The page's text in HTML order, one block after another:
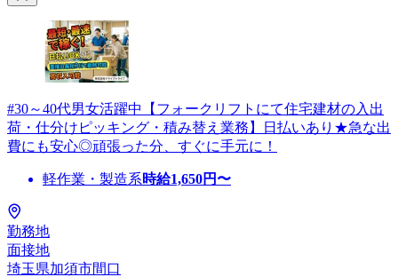
#30～40代男女活躍中【フォークリフトにて住宅建材の入出
荷・仕分けピッキング・積み替え業務】日払いあり★急な出
費にも安心◎頑張った分、すぐに手元に！
軽作業・製造系時給1,650円〜
勤務地
面接地
埼玉県加須市間口